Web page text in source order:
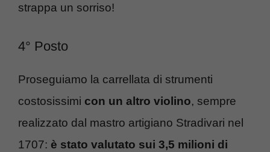
strappa un sorriso!
4° Posto
Proseguiamo la carrellata di strumenti
costosissimi con un altro violino, sempre
realizzato dal mastro artigiano Stradivari nel
1707: è stato valutato sui 3,5 milioni di